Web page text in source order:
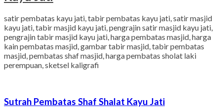
satir pembatas kayu jati, tabir pembatas kayu jati, satir masjid
kayu jati, tabir masjid kayu jati, pengrajin satir masjid kayu jati,
pengrajin tabir masjid kayu jati, harga pembatas masjid, harga
kain pembatas masjid, gambar tabir masjid, tabir pembatas
masjid, pembatas shaf masjid, harga pembatas sholat laki
perempuan, sketsel kaligrafi
Sutrah Pembatas Shaf Shalat Kayu Jati